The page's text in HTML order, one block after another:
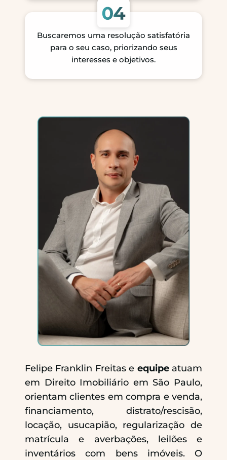
Buscaremos uma resolução satisfatória
para o seu caso, priorizando seus
interesses e objetivos.
Felipe Franklin Freitas e equipeatuam
em Direito Imobiliário em São Paulo,
orientam clientes em compra e venda,
financiamento, distrato/rescisão,
locação, usucapião, regularização de
matrícula e averbações, leilões e
inventários com bens imóveis. O